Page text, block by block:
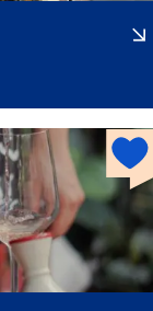
l
t
a
S
r
t
h
o
t
s
p
o
t